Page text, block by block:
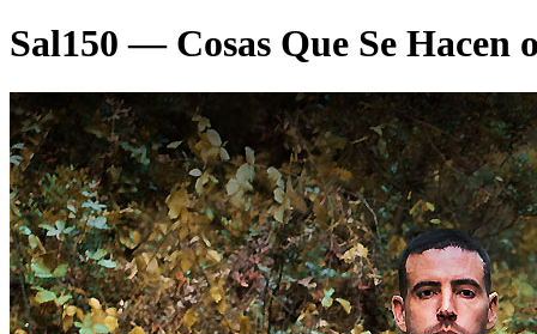
Sal150 — Cosas Que Se Hacen